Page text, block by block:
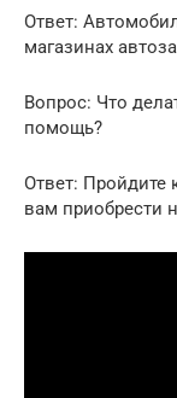
Ответ:
магазинах
Вопрос: Что
помощь?
Ответ:
вам приобрести